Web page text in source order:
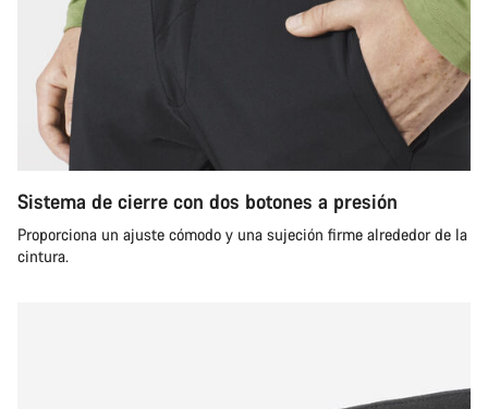
Sistema de cierre con dos botones a presión
Proporciona un ajuste cómodo y una sujeción firme alrededor de la
cintura.